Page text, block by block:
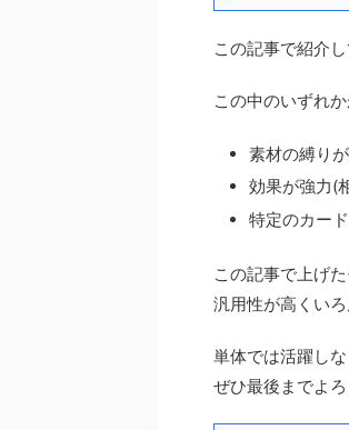
この記事で紹介
この中のいずれ
素材の縛り
効果が強力(
特定のカー
この記事で上げ
汎用性が高くい
単体では活躍し
ぜひ最後までよろ